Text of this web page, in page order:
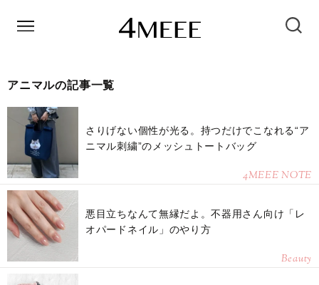
アニマルの記事一覧
さりげない個性が光る。持つだけでこなれる“ア
ニマル刺繍”のメッシュトートバッグ
4MEEE NOTE
悪目立ちなんて無縁だよ。不器用さん向け「レ
オパードネイル」のやり方
Beauty